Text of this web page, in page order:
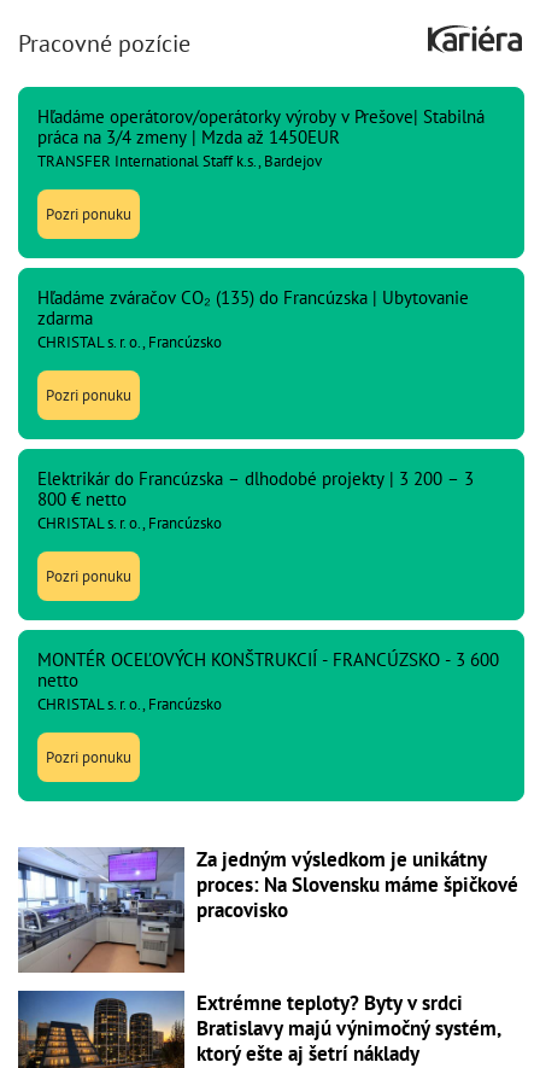
Pracovné pozície
Hľadáme operátorov/operátorky výroby v Prešove| Stabilná
práca na 3/4 zmeny | Mzda až 1450EUR
TRANSFER International Staff k.s., Bardejov
Pozri ponuku
Hľadáme zváračov CO₂ (135) do Francúzska | Ubytovanie
zdarma
CHRISTAL s. r. o., Francúzsko
Pozri ponuku
Elektrikár do Francúzska – dlhodobé projekty | 3 200 – 3
800 € netto
CHRISTAL s. r. o., Francúzsko
Pozri ponuku
MONTÉR OCEĽOVÝCH KONŠTRUKCIÍ - FRANCÚZSKO - 3 600
netto
CHRISTAL s. r. o., Francúzsko
Pozri ponuku
Za jedným výsledkom je unikátny
proces: Na Slovensku máme špičkové
pracovisko
Extrémne teploty? Byty v srdci
Bratislavy majú výnimočný systém,
ktorý ešte aj šetrí náklady